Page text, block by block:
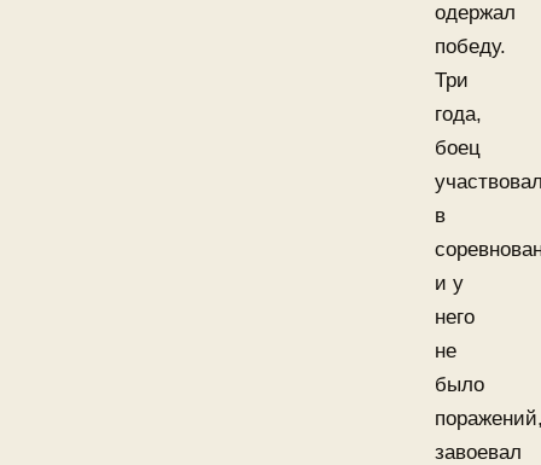
одержал
победу.
Три
года,
боец
в
и у
него
не
было
завоевал